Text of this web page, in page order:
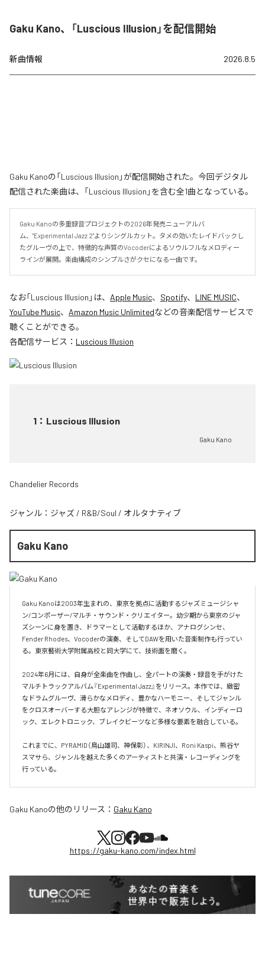
Gaku Kano、「Luscious Illusion」を配信開始
新曲情報 2026.8.5
Gaku Kanoの「Luscious Illusion」が配信開始された。今回デジタル
配信された楽曲は、「Luscious Illusion」を含む全1曲となっている。
Gaku Kanoの多重録音プロジェクトの2026年発売ニューアルバ
ム、"Experimental Jazz 2"よりシングルカット。タメの効いたレイドバックし
たグルーヴの上で、特徴的な声質のVocoderによるソウルフルなメロディー
ラインが展開。楽曲構成のシンプルさがクセになる一曲です。
なお「Luscious Illusion 」は、 Apple Music、 Spotify、 LINE MUSIC、
YouTube Music、 Amazon Music Unlimitedなどの音楽配信サービスで
聴くことができる。
各配信サービス： Luscious Illusion
1 ： Luscious Illusion
Gaku Kano
Chandelier Records
ジャンル： ジャズ / R&B/Soul / オルタナティブ
Gaku Kano
Gaku Kanoは2003年生まれの、東京を拠点に活動するジャズミュージシャ
ン/コンポーザー/マルチ・サウンド・クリエイター。幼少期から東京のジャ
ズシーンに身を置き、ドラマーとして活動するほか、アナログシンセ、
Fender Rhodes、Vocoderの演奏、そしてDAWを用いた音楽制作も行ってい
る。東京藝術大学附属高校と同大学にて、技術面を磨く。
2024年6月には、自身が全楽曲を作曲し、全パートの演奏・録音を手がけた
マルチトラックアルバム『Experimental Jazz』をリリース。本作では、緻密
なドラムグルーヴ、滑らかなメロディ、豊かなハーモニー、そしてジャンル
をクロスオーバーする大胆なアレンジが特徴で、ネオソウル、インディーロ
ック、エレクトロニック、ブレイクビーツなど多様な要素を融合している。
これまでに、PYRAMID（鳥山雄司、神保彰）、KIRINJI、Roni Kaspi、熊谷ヤ
スマサら、ジャンルを越えた多くのアーティストと共演・レコーディングを
行っている。
Gaku Kanoの他のリリース： Gaku Kano
https://gaku-kano.com/index.html